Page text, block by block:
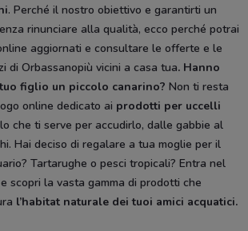
. Perché il nostro obiettivo e garantirti un
rinunciare alla qualità, ecco perché potrai
aggiornati e consultare le offerte e le
di Orbassanopiù vicini a casa tua. Hanno
figlio un piccolo canarino? Non ti resta
online dedicato ai prodotti per uccelli
che ti serve per accudirlo, dalle gabbie al
Hai deciso di regalare a tua moglie per il
Tartarughe o pesci tropicali? Entra nel
scopri la vasta gamma di prodotti che
l’habitat naturale dei tuoi amici acquatici.